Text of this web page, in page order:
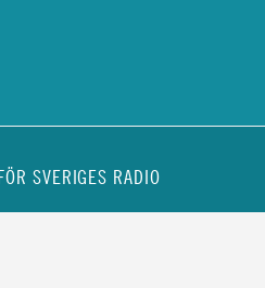
SVERIGES RADIO